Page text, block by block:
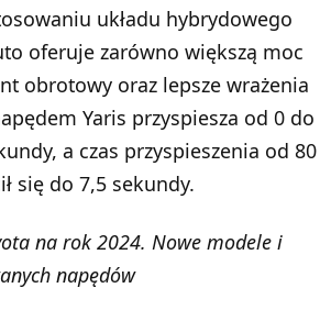
układu hybrydowego
oferuje zarówno większą moc
obrotowy oraz lepsze wrażenia
Yaris przyspiesza od 0 do
a czas przyspieszenia od 80
się do 7,5 sekundy.
na rok 2024. Nowe modele i
napędów